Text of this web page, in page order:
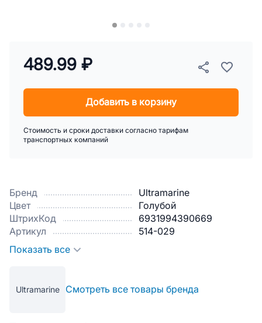
Бренд
Ultramarine
Цвет
Голубой
ШтрихКод
6931994390669
Артикул
514-029
Показать все
Ultramarine Смотреть все товары бренда
489.99 ₽
Добавить в корзину
Стоимость и сроки доставки согласно тарифам
транспортных компаний